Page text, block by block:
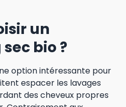
un
bio ?
option intéressante pour
espacer les lavages
des cheveux propres